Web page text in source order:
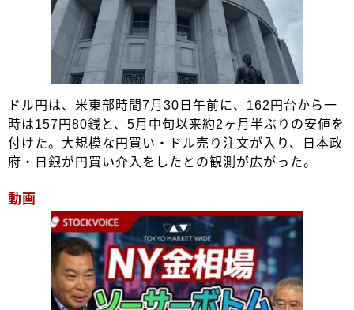
ドル円は、米東部時間7月30日午前に、162円台から一
時は157円80銭と、5月中旬以来約2ヶ月半ぶりの安値を
付けた。大規模な円買い・ドル売り注文が入り、日本政
府・日銀が円買い介入をしたとの観測が広がった。
動画